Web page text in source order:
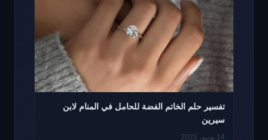
تفسير حلم الخاتم الفضة للحامل في المنام لابن
سيرين
14 يونيو، 2025